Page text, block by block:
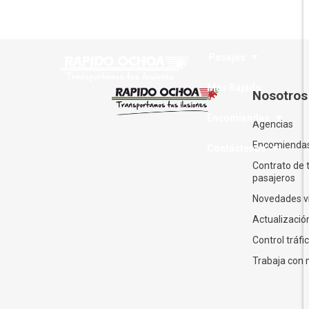
Más Rápido
Encomiendas
Contáctenos
Nosotros
Agencias
Contrato de
pasajeros
Novedades
Control
Trabaja con